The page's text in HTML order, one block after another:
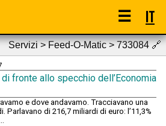
☰ IT
Servizi > Feed-O-Matic > 733084🔗
fronte allo specchio dell’Economia
e dove andavamo. Tracciavano una
di 216,7 miliardi di euro: l’11,3%